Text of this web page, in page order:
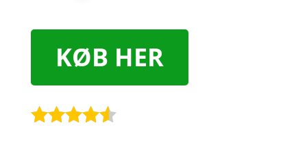
KØB HER